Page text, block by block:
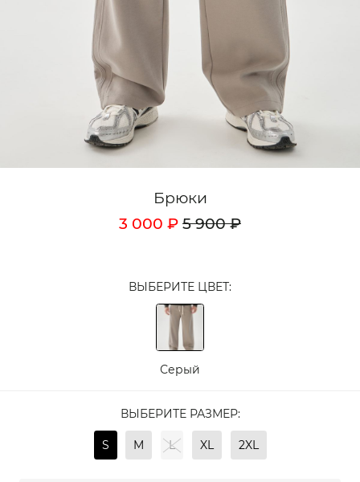
Брюки
3 000 ₽ 5 900 ₽
ВЫБЕРИТЕ ЦВЕТ:
Серый
ВЫБЕРИТЕ РАЗМЕР:
S M L XL 2XL
Кардиганы
Комплекты
Лонгсливы